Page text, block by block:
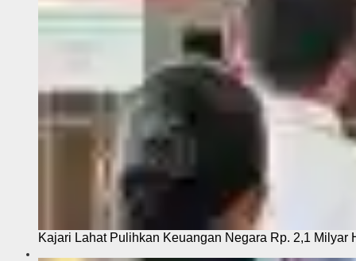
Kajari Lahat Pulihkan Keuangan Negara Rp. 2,1 Milyar